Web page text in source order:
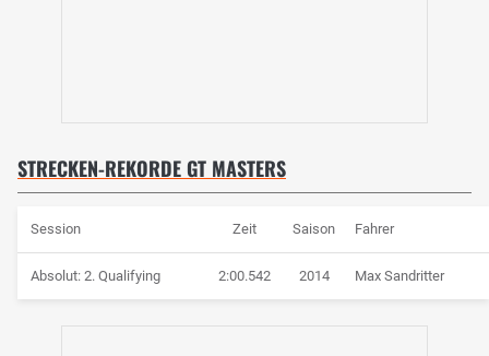
STRECKEN-REKORDE GT MASTERS
Session Zeit Saison Fahrer
Absolut: 2. Qualifying 2:00.542 2014 Max Sandritter